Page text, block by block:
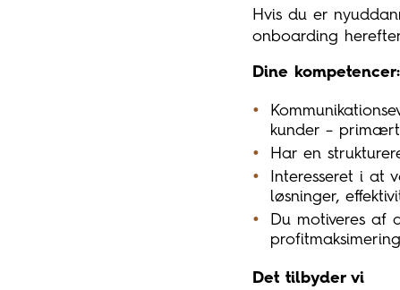
Hvis du er
onboarding
Dine kompetencer:
kunder –
Har en
Interesseret i at
løsninger,
Du motiveres af
Det tilbyder vi